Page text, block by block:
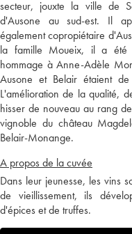
secteur, jouxte la ville de
d'Ausone au sud-est. Il
également copropiétaire
la famille Moueix, il a été
hommage à Anne-Adèle
Ausone et Belair étaient
L'amélioration de la qualité,
hisser de nouveau au rang
vignoble du château
Belair-Monange.
A propos de la cuvée
Dans leur jeunesse, les vins
de vieillissement, ils
d'épices et de truffes.